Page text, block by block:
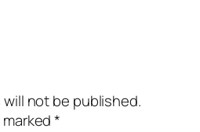
will not be published.
marked*